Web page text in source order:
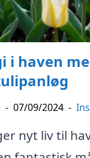
i haven
- 07/09/2024 -
nyt liv til